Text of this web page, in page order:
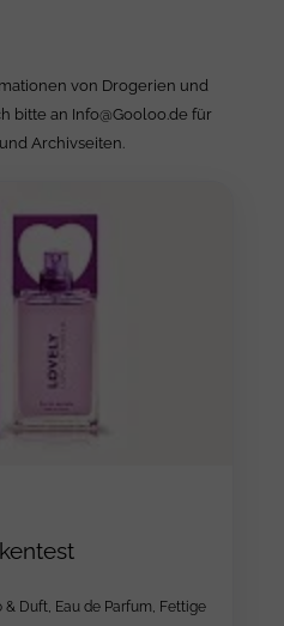
von Drogerien und
bitte an Info@Gooloo.de für
Archivseiten.
& Duft, Eau de Parfum, Fettige